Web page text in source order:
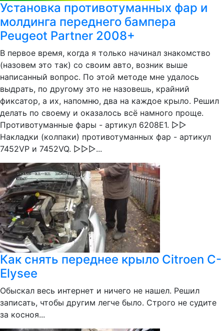
Установка противотуманных фар и
молдинга переднего бампера
Peugeot Partner 2008+
В первое время, когда я только начинал знакомство
(назовем это так) со своим авто, возник выше
написанный вопрос. По этой методе мне удалось
выдрать, по другому это не назовешь, крайний
фиксатор, а их, напомню, два на каждое крыло. Решил
делать по своему и оказалось всё намного проще.
Противотуманные фары - артикул 6208E1. ▻▻
Накладки (колпаки) противотуманных фар - артикул
7452VP и 7452VQ. ▻▻▻...
Как снять переднее крыло Citroen C-
Elysee
Обыскал весь интернет и ничего не нашел. Решил
записать, чтобы другим легче было. Строго не судите
за косноя...